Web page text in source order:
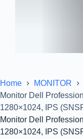
Home MONITOR
Monitor Dell
1280×1024, IPS
Monitor Dell
1280×1024, IPS